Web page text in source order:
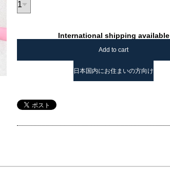
International shipping available
Add to cart
日本国内にお住まいの方向け